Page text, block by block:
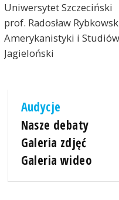
Uniwersytet Szczeciński
prof. Radosław
Amerykanistyki i
Jagieloński
Audycje
Nasze debaty
Galeria zdjęć
Galeria wideo